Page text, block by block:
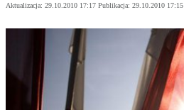
Aktualizacja: 29.10.2010 17:17 Publikacja: 29.10.2010 17:15